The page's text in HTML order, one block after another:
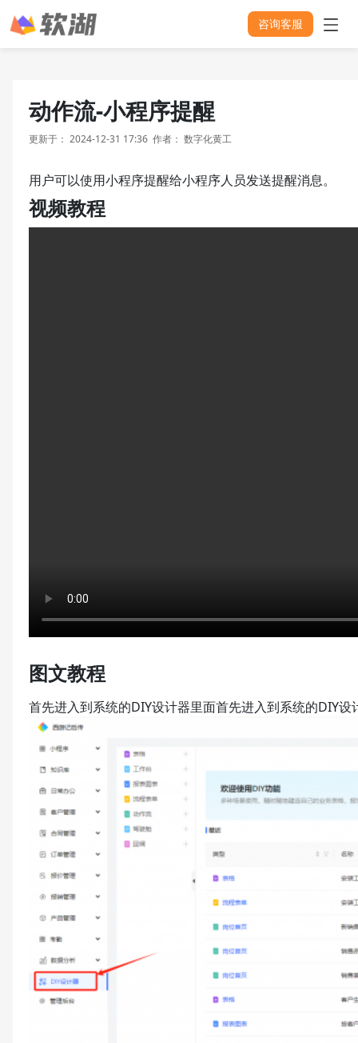
咨询客服
动作流-小程序提醒
更新于： 2024-12-31 17:36 作者： 数字化黄工
用户可以使用小程序提醒给小程序人员发送提醒消息。
视频教程
图文教程
首先进入到系统的DIY设计器里面首先进入到系统的DIY设